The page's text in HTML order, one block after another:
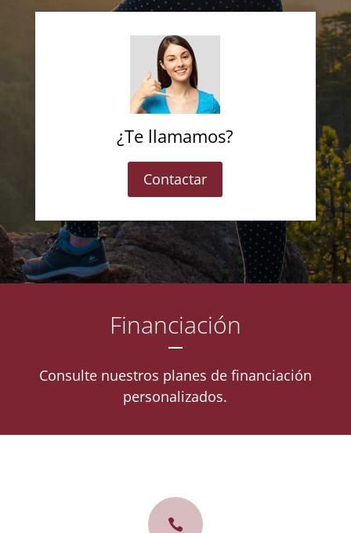
¿Te llamamos?
Contactar
Financiación
Consulte nuestros planes de financiación
personalizados.
